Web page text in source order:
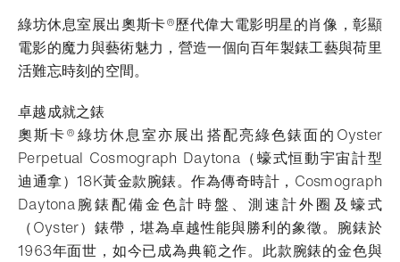
綠坊休息室展出奧斯卡®歷代偉大電影明星的肖像，彰顯
電影的魔力與藝術魅力，營造一個向百年製錶工藝與荷里
活難忘時刻的空間。
卓越成就之錶
奧斯卡®綠坊休息室亦展出搭配亮綠色錶面的Oyster
Perpetual Cosmograph Daytona（蠔式恒動宇宙計型
迪通拿）18K黃金款腕錶。作為傳奇時計，Cosmograph
Daytona腕錶配備金色計時盤、測速計外圈及蠔式
（Oyster）錶帶，堪為卓越性能與勝利的象徵。腕錶於
1963年面世，如今已成為典範之作。此款腕錶的金色與